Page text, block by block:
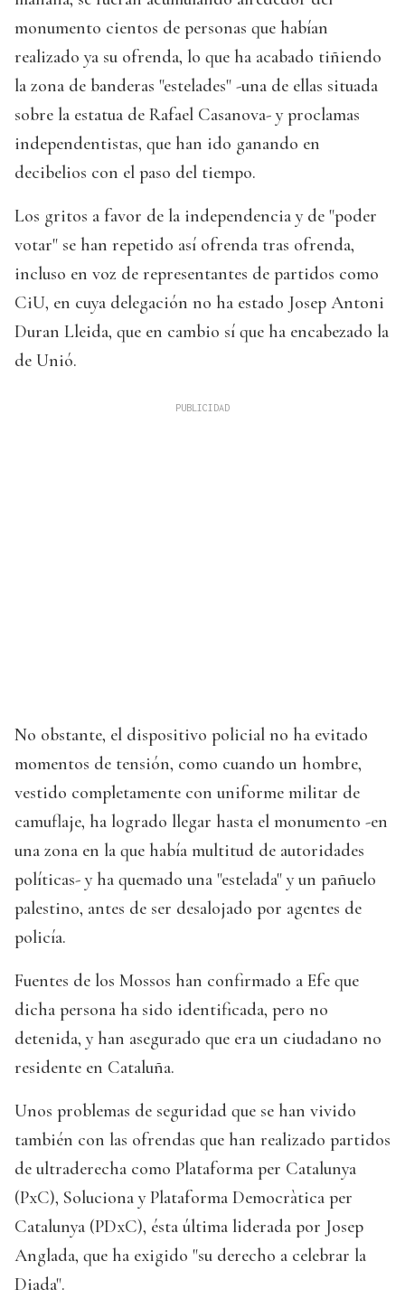
monumento cientos de personas que habían
realizado ya su ofrenda, lo que ha acabado tiñiendo
la zona de banderas "estelades" -una de ellas situada
sobre la estatua de Rafael Casanova- y proclamas
independentistas, que han ido ganando en
decibelios con el paso del tiempo.
Los gritos a favor de la independencia y de "poder
votar" se han repetido así ofrenda tras ofrenda,
incluso en voz de representantes de partidos como
CiU, en cuya delegación no ha estado Josep Antoni
Duran Lleida, que en cambio sí que ha encabezado la
de Unió.
No obstante, el dispositivo policial no ha evitado
momentos de tensión, como cuando un hombre,
vestido completamente con uniforme militar de
camuflaje, ha logrado llegar hasta el monumento -en
una zona en la que había multitud de autoridades
políticas- y ha quemado una "estelada" y un pañuelo
palestino, antes de ser desalojado por agentes de
policía.
Fuentes de los Mossos han confirmado a Efe que
dicha persona ha sido identificada, pero no
detenida, y han asegurado que era un ciudadano no
residente en Cataluña.
Unos problemas de seguridad que se han vivido
también con las ofrendas que han realizado partidos
de ultraderecha como Plataforma per Catalunya
(PxC), Soluciona y Plataforma Democràtica per
Catalunya (PDxC), ésta última liderada por Josep
Anglada, que ha exigido "su derecho a celebrar la
Diada".